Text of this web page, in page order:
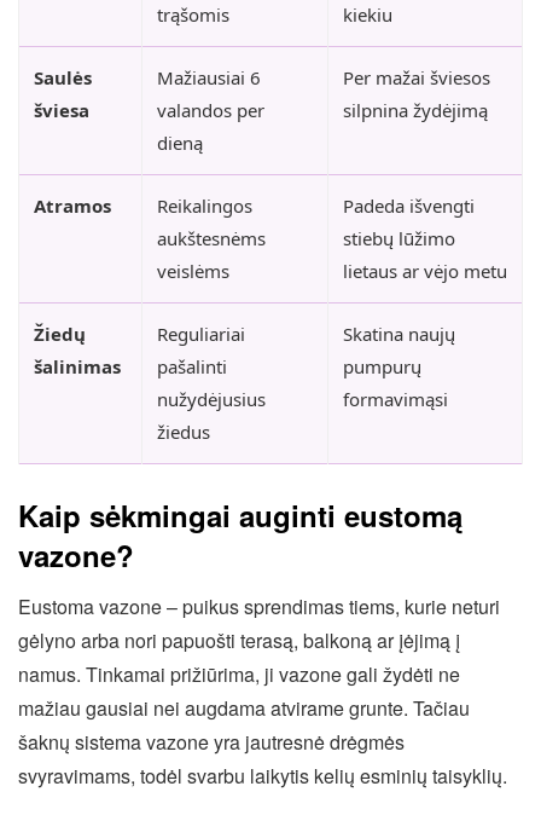
trąšomis
kiekiu
Saulės
šviesa
Mažiausiai 6
valandos per
dieną
Per mažai šviesos
silpnina žydėjimą
Atramos
Reikalingos
aukštesnėms
veislėms
Padeda išvengti
stiebų lūžimo
lietaus ar vėjo metu
Žiedų
šalinimas
Reguliariai
pašalinti
nužydėjusius
žiedus
Skatina naujų
pumpurų
formavimąsi
Kaip sėkmingai auginti eustomą
vazone?
Eustoma vazone – puikus sprendimas tiems, kurie neturi
gėlyno arba nori papuošti terasą, balkoną ar įėjimą į
namus. Tinkamai prižiūrima, ji vazone gali žydėti ne
mažiau gausiai nei augdama atvirame grunte. Tačiau
šaknų sistema vazone yra jautresnė drėgmės
svyravimams, todėl svarbu laikytis kelių esminių taisyklių.